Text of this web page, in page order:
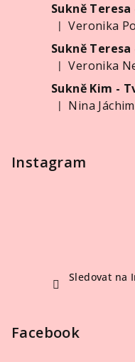
Sukně
Hodnocení
|
Veronika
Sukně
Hodnocení
|
Veronika
Sukně Kim -
Hodnocení
| Nina
Instagram
Sledovat na
Facebook